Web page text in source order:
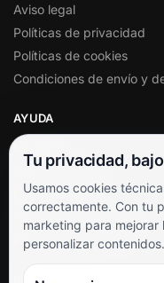
Aviso legal
Políticas de privacidad
Políticas de cookies
Condiciones de envío y
AYUDA
Soporte al cliente
Contacto
Términos y condiciones
Preguntas frecuentes
SÍGUENOS
Tu privacidad,
Usamos cookies
correctamente. Con tu
marketing para
personalizar contenidos.